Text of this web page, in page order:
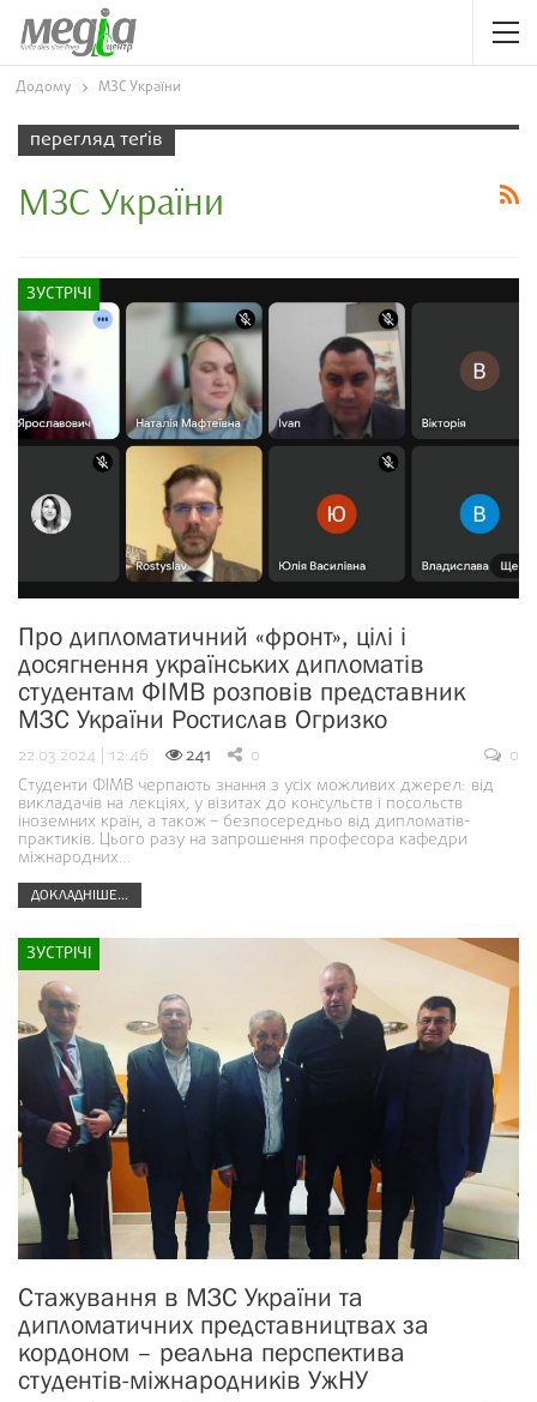
Додому МЗС України
перегляд теґів
МЗС України
ЗУСТРІЧІ
Про дипломатичний «фронт», цілі і
досягнення українських дипломатів
студентам ФІМВ розповів представник
МЗС України Ростислав Огризко
22.03.2024 | 12:46 241 0
0
Студенти ФІМВ черпають знання з усіх можливих джерел: від
викладачів на лекціях, у візитах до консульств і посольств
іноземних країн, а також – безпосередньо від дипломатів-
практиків. Цього разу на запрошення професора кафедри
міжнародних…
ДОКЛАДНІШЕ...
ЗУСТРІЧІ
Стажування в МЗС України та
дипломатичних представництвах за
кордоном – реальна перспектива
студентів-міжнародників УжНУ